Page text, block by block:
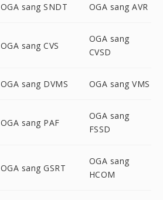
OGA sang SNDT OGA sang AVR
OGA sang CVS
OGA sang
CVSD
OGA sang DVMS OGA sang VMS
OGA sang PAF
OGA sang
FSSD
OGA sang GSRT
OGA sang
HCOM